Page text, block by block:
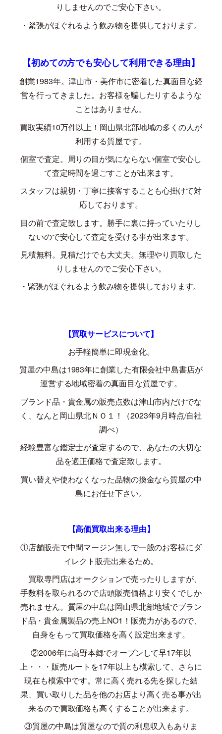
りしませんのでご安心下さい。
・緊張がほぐれるよう飲み物を提供しております。
【初めての方でも安心して利用できる理由】
創業1983年。津山市・美作市に密着した真面目な経
営を行ってきました。お客様を騙したりするような
ことはありません。
買取実績10万件以上！岡山県北部地域の多くの人が
利用する質屋です。
個室で査定。周りの目が気にならない個室で安心し
て査定時間を過ごすことが出来ます。
スタッフは親切・丁寧に接客することも心掛けて対
応しております。
目の前で査定致します。勝手に裏に持っていたりし
ないので安心して査定を受ける事が出来ます。
見積無料。見積だけでも大丈夫。無理やり買取した
りしませんのでご安心下さい。
・緊張がほぐれるよう飲み物を提供しております。
【買取サービスについて】
お手軽簡単に即現金化。
質屋の中島は1983年に創業した有限会社中島書店が
運営する地域密着の真面目な質屋です。
ブランド品・貴金属の販売点数は津山市内だけでな
く、なんと岡山県北ＮＯ１！（2023年9月時点/自社
調べ）
経験豊富な鑑定士が査定するので、あなたの大切な
品を適正価格で査定致します。
買い替えや使わなくなった品物の換金なら質屋の中
島にお任せ下さい。
【高価買取出来る理由】
①店舗販売で中間マージン無しで一般のお客様にダ
イレクト販売出来るため。
買取専門店はオークションで売ったりしますが、
手数料を取られるので店頭販売価格より安くでしか
売れません。質屋の中島は岡山県北部地域でブラン
ド品・貴金属製品の売上NO1 ！販売力があるので、
自身をもって買取価格を高く設定出来ます。
②2006年に高野本郷でオープンして早17年以
上・・・販売ルートを17年以上も模索して、さらに
現在も模索中です。常に高く売れる先を探した結
果、買い取りした品を他のお店より高く売る事が出
来るので買取価格も高くすることが出来ます。
③質屋の中島は質屋なので質の利息収入もありま